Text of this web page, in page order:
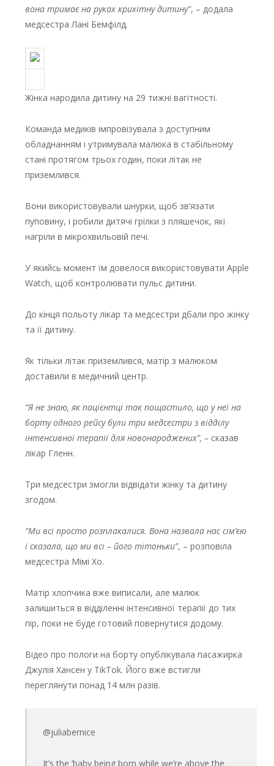
вона тримає на руках крихітну дитину”, – додала
медсестра Лані Бемфілд.
Жінка народила дитину на 29 тижні вагітності.
Команда медиків імпровізувала з доступним
обладнанням і утримувала малюка в стабільному
стані протягом трьох годин, поки літак не
приземлився.
Вони використовували шнурки, щоб зв’язати
пуповину, і робили дитячі грілки з пляшечок, які
нагріли в мікрохвильовій печі.
У якийсь момент їм довелося використовувати Apple
Watch, щоб контролювати пульс дитини.
До кінця польоту лікар та медсестри дбали про жінку
та її дитину.
Як тільки літак приземлився, матір з малюком
доставили в медичний центр.
“Я не знаю, як пацієнтці так пощастило, що у неї на
борту одного рейсу були три медсестри з відділу
інтенсивної терапії для новонароджених”, – сказав
лікар Гленн.
Три медсестри змогли відвідати жінку та дитину
згодом.
“Ми всі просто розплакалися. Вона назвала нас сім’єю
і сказала, що ми всі – його тітоньки”, – розповіла
медсестра Мімі Хо.
Матір хлопчика вже виписали, але малюк
залишиться в відділенні інтенсивної терапії до тих
пір, поки не буде готовий повернутися додому.
Відео про пологи на борту опублікувала пасажирка
Джулія Хансен у TikTok. Його вже встигли
переглянути понад 14 млн разів.
@juliabernice
It’s the ‘baby being born while we’re above the